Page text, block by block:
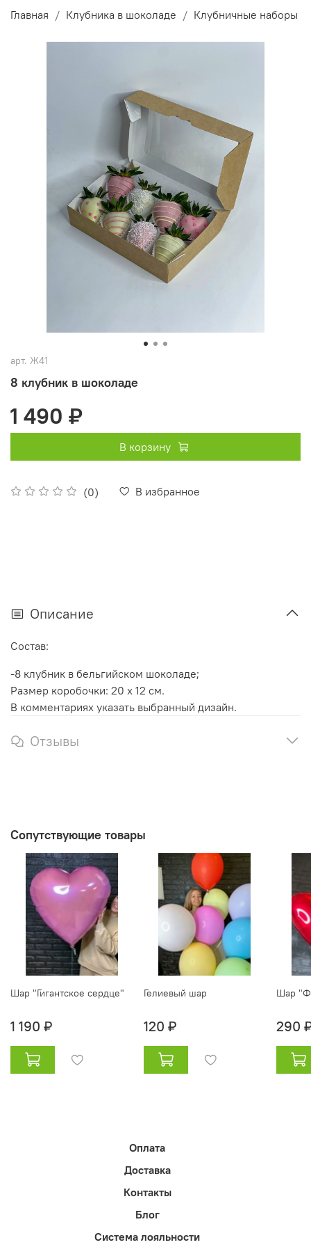
Главная Клубника в шоколаде Клубничные наборы
арт. Ж41
8 клубник в шоколаде
(0) В избранное
1 490 ₽
В корзину
Описание
Состав:
-8 клубник в бельгийском шоколаде;
Размер коробочки: 20 х 12 см.
В комментариях указать выбранный дизайн.
Отзывы
Сопутствующие товары
Шар "Гигантское сердце"
1 190 ₽
Гелиевый шар
120 ₽
Шар
290
Оплата
Доставка
Контакты
Блог
Система лояльности